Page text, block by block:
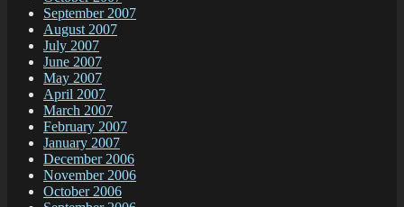
September 2007
August 2007
July 2007
June 2007
May 2007
April 2007
March 2007
February 2007
January 2007
December 2006
November 2006
October 2006